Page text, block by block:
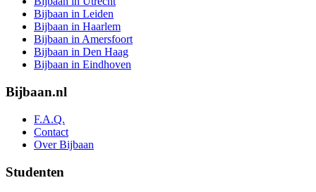
Bijbaan in Leiden
Bijbaan in Haarlem
Bijbaan in Amersfoort
Bijbaan in Den Haag
Bijbaan in Eindhoven
Bijbaan.nl
F.A.Q.
Contact
Over Bijbaan
Studenten